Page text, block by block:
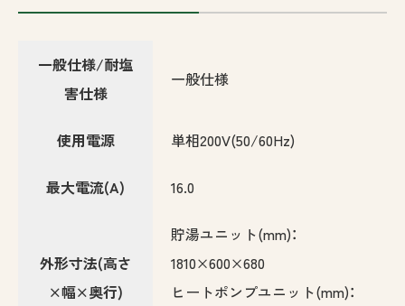
一般仕様/耐塩
害仕様
一般仕様
使用電源 単相200V(50/60Hz)
最大電流(A) 16.0
外形寸法(高さ
×幅×奥行)
貯湯ユニット(mm)：
1810×600×680
ヒートポンプユニット(mm)：